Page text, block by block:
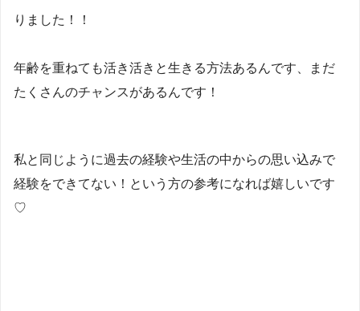
りました！！
年齢を重ねても活き活きと生きる方法あるんです、まだ
たくさんのチャンスがあるんです！
私と同じように過去の経験や生活の中からの思い込みで
経験をできてない！という方の参考になれば嬉しいです
♡